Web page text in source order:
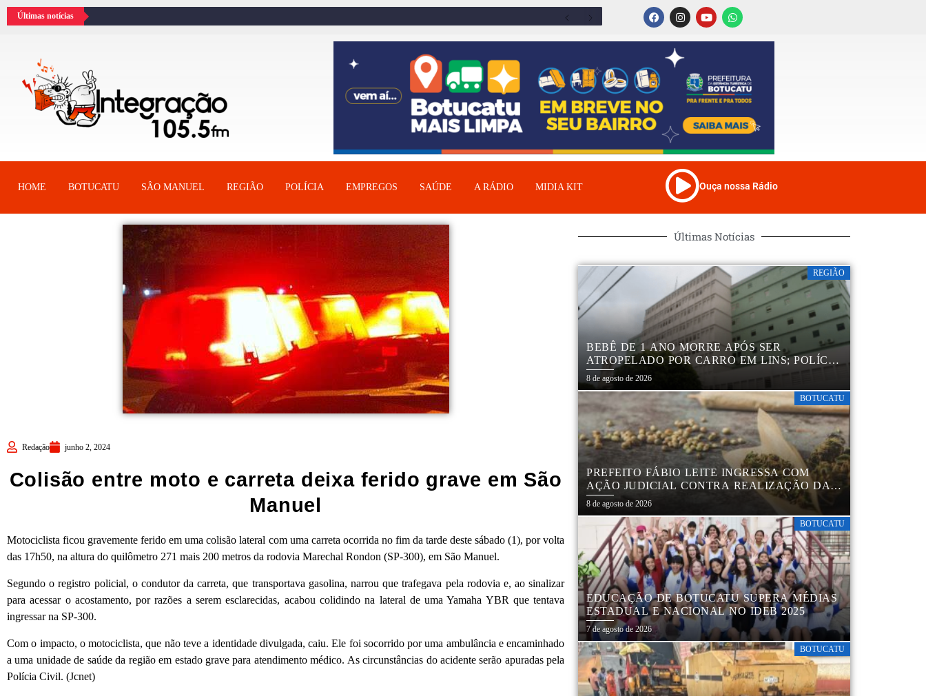
Últimas notícias
HOME BOTUCATU SÂO MANUEL REGIÃO POLÍCIA EMPREGOS SAÚDE A RÁDIO MIDIA KIT Ouça nossa Rádio
Redação junho 2, 2024
Colisão entre moto e carreta deixa ferido grave em São
Manuel
Motociclista ficou gravemente ferido em uma colisão lateral com uma carreta ocorrida no fim da tarde deste sábado (1), por volta
das 17h50, na altura do quilômetro 271 mais 200 metros da rodovia Marechal Rondon (SP-300), em São Manuel.
Segundo o registro policial, o condutor da carreta, que transportava gasolina, narrou que trafegava pela rodovia e, ao sinalizar
para acessar o acostamento, por razões a serem esclarecidas, acabou colidindo na lateral de uma Yamaha YBR que tentava
ingressar na SP-300.
Com o impacto, o motociclista, que não teve a identidade divulgada, caiu. Ele foi socorrido por uma ambulância e encaminhado
a uma unidade de saúde da região em estado grave para atendimento médico. As circunstâncias do acidente serão apuradas pela
Polícia Civil. (Jcnet)
Últimas Notícias
REGIÃO
BEBÊ DE 1 ANO MORRE APÓS SER
ATROPELADO POR CARRO EM LINS; POLÍCIA
CIVIL INVESTIGA ACIDENTE
8 de agosto de 2026
BOTUCATU
PREFEITO FÁBIO LEITE INGRESSA COM
AÇÃO JUDICIAL CONTRA REALIZAÇÃO DA
MARCHA DA MACONHA EM BOTUCATU
8 de agosto de 2026
BOTUCATU
EDUCAÇÃO DE BOTUCATU SUPERA MÉDIAS
ESTADUAL E NACIONAL NO IDEB 2025
7 de agosto de 2026
BOTUCATU